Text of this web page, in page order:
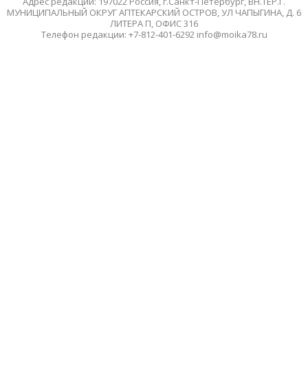
МУНИЦИПАЛЬНЫЙ ОКРУГ АПТЕКАРСКИЙ ОСТРОВ, УЛ ЧАПЫГИНА, Д. 6
ЛИТЕРА П, ОФИС 316
Телефон редакции: +7-812-401-6292 info@moika78.ru